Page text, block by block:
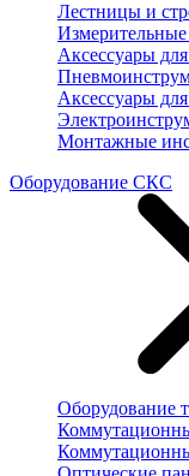
Лестницы и
Аксессуары
Аксессуары
Монтажные
Оборудование СКС
Оборудование